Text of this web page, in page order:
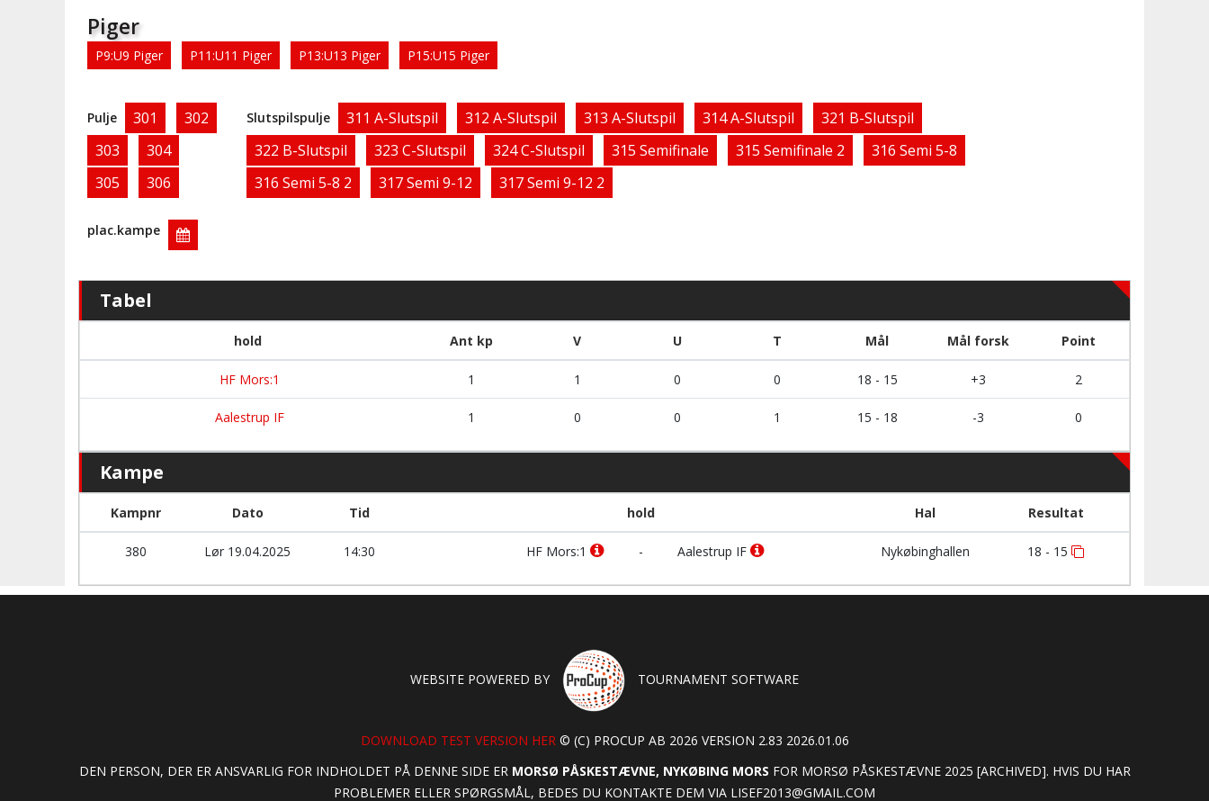
Piger
P9:U9 Piger P11:U11 Piger P13:U13 Piger P15:U15 Piger
Pulje 301
302
303
304
305
306
Slutspilspulje 311 A-Slutspil 312 A-Slutspil 313 A-Slutspil 314 A-Slutspil
321 B-Slutspil
322 B-Slutspil
323 C-Slutspil 324 C-Slutspil 315 Semifinale 315 Semifinale 2
316 Semi 5-8
316 Semi 5-8 2
317 Semi 9-12 317 Semi 9-12 2
plac.kampe
Tabel
hold Ant kp V U T Mål Mål forsk Point
HF Mors:1 1 1 0 0 18 - 15 +3 2
Aalestrup IF 1 0 0 1 15 - 18 -3 0
Kampe
Kampnr Dato Tid hold Hal Resultat
380 Lør 19.04.2025 14:30 HF Mors:1 - Aalestrup IF Nykøbinghallen 18 - 15
WEBSITE POWERED BY TOURNAMENT SOFTWARE
DOWNLOAD TEST VERSION HER© (C) PROCUP AB 2026 VERSION 2.83 2026.01.06
DEN PERSON, DER ER ANSVARLIG FOR INDHOLDET PÅ DENNE SIDE ER MORSØ PÅSKESTÆVNE, NYKØBING MORS FOR MORSØ PÅSKESTÆVNE 2025 [ARCHIVED]. HVIS DU HAR
PROBLEMER ELLER SPØRGSMÅL, BEDES DU KONTAKTE DEM VIA LISEF2013@GMAIL.COM